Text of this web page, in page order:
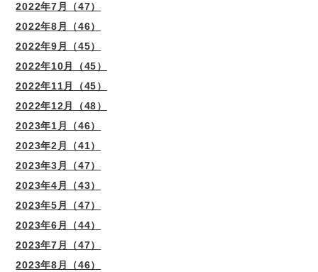
2022年7月（47）
2022年8月（46）
2022年9月（45）
2022年10月（45）
2022年11月（45）
2022年12月（48）
2023年1月（46）
2023年2月（41）
2023年3月（47）
2023年4月（43）
2023年5月（47）
2023年6月（44）
2023年7月（47）
2023年8月（46）